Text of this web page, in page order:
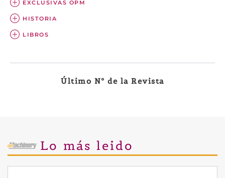
EXCLUSIVAS OPM
HISTORIA
LIBROS
Último Nº de la Revista
Lo más leido